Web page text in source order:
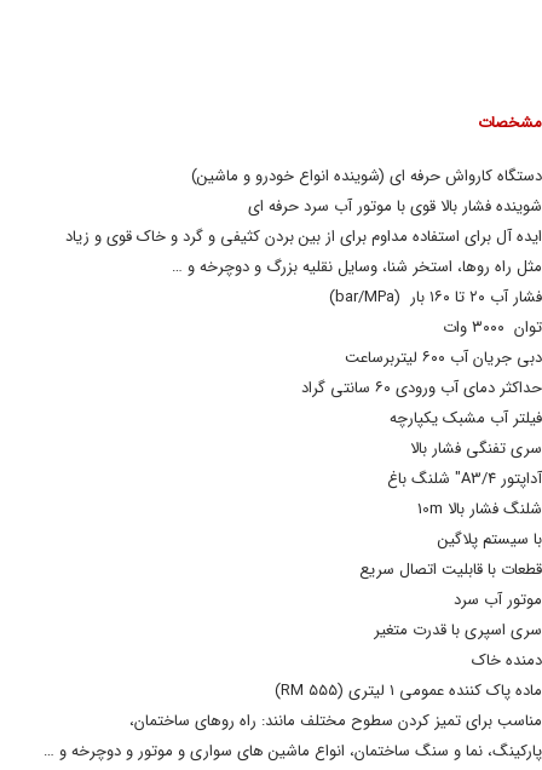
مشخصات
دستگاه کارواش حرفه ای (شوینده انواع خودرو و ماشین)
شوینده فشار بالا قوی با موتور آب سرد حرفه ای
ایده آل برای استفاده مداوم برای از بین بردن کثیفی و گرد و خاک قوی و زیاد
مثل راه روها، استخر شنا، وسایل نقلیه بزرگ و دوچرخه و …
فشار آب ۲۰
تا
(bar/MPa)
توان ۳۰۰۰ وات
دبی جریان آب ۶۰۰ لیتربرساعت
حداکثر دمای آب ورودی ۶۰ سانتی گراد
فیلتر آب مشبک یکپارچه
سری تفنگی فشار بالا
آداپتور A3/۴" شلنگ باغ
شلنگ فشار بالا 10m
با سیستم پلاگین
قطعات با قابلیت اتصال سریع
موتور آب سرد
سری اسپری با قدرت متغیر
دمنده خاک
ماده پاک کننده عمومی ۱ لیتری (RM ۵۵۵)
مناسب برای تمیز کردن سطوح مختلف مانند: راه روهای ساختمان،
پارکینگ، نما و سنگ ساختمان، انواع ماشین های سواری و موتور و دوچرخه و …